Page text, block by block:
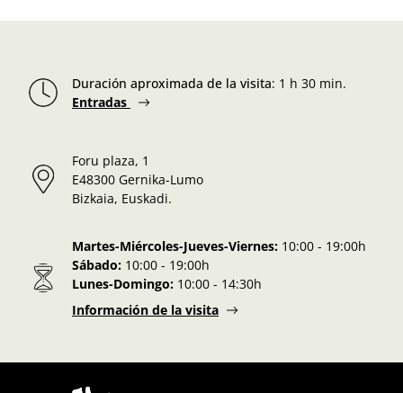
Duración aproximada de la visita: 1 h 30 min.
Entradas
Foru plaza, 1
E48300 Gernika-Lumo
Bizkaia, Euskadi.
Martes-Miércoles-Jueves-Viernes: 10:00 - 19:00h
Sábado: 10:00 - 19:00h
Lunes-Domingo: 10:00 - 14:30h
Información de la visita